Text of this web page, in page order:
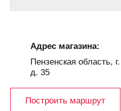
Адрес магазина:
Пензенская область,
д. 35
Построить маршрут